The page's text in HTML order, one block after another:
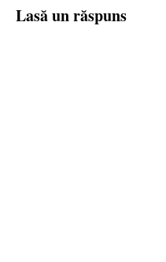
Lasă un răspuns